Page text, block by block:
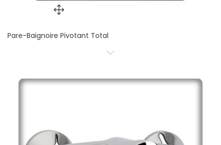
Pare-Baignoire Pivotant Total